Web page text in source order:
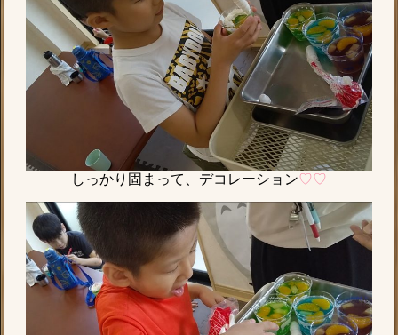
しっかり固まって、デコレーション♡♡